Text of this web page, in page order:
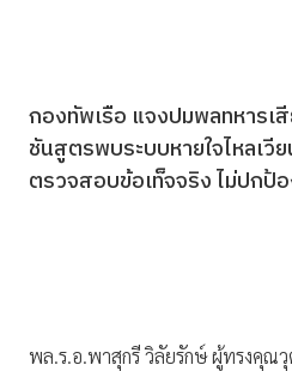
กองทัพเรือ แจงปมพลทหารเ
ชันสูตรพบระบบหายใจไหลเวี
ตรวจสอบข้อเท็จจริง ไม่ปกป้
พล.ร.อ.พาสุกรี วิลัยรักษ์ ผู้ทรงคุณ